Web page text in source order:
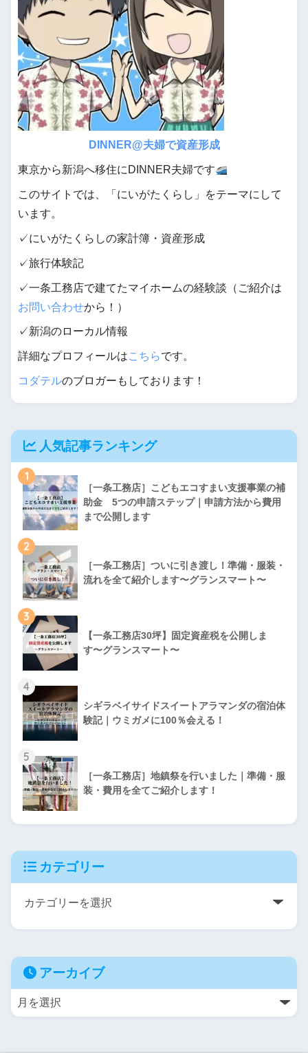
DINNER@夫婦で資産形成
東京から新潟へ移住にDINNER夫婦です
このサイトでは、「にいがたくらし」をテーマにして
います。
✓にいがたくらしの家計簿・資産形成
✓旅行体験記
✓一条工務店で建てたマイホームの経験談（ご紹介は
お問い合わせから！）
✓新潟のローカル情報
詳細なプロフィールはこちらです。
コダテルのブロガーもしております！
人気記事ランキング
1
［一条工務店］こどもエコすまい支援事業の補
助金 5つの申請ステップ｜申請方法から費用
まで公開します
2
［一条工務店］ついに引き渡し！準備・服装・
流れを全て紹介します〜グランスマート〜
3
【一条工務店30坪】固定資産税を公開しま
す〜グランスマート〜
4
シギラベイサイドスイートアラマンダの宿泊体
験記｜ウミガメに100％会える！
5
［一条工務店］地鎮祭を行いました｜準備・服
装・費用を全てご紹介します！
カテゴリー
アーカイブ